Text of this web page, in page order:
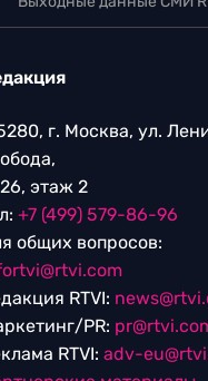
г. Москва, ул.
этаж 2
+7 (499) 579-86-96
общих вопросов:
RTVI:
PR:
RTVI: adv-